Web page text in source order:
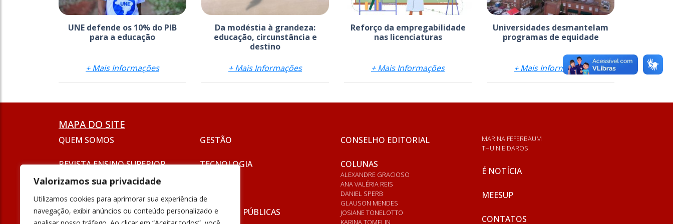
Valorizamos sua privacidade
Utilizamos cookies para aprimorar sua experiência de
navegação, exibir anúncios ou conteúdo personalizado e
UNE defende os 10% do PIB
para a educação
+ Mais Informações
Da modéstia à grandeza:
educação, circunstância e
destino
+ Mais Informações
Reforço da empregabilidade
nas licenciaturas
+ Mais Informações
Universidades desmantelam
programas de equidade
+ Mais Informações
MAPA DO SITE
QUEM SOMOS
REVISTA ENSINO SUPERIOR
SEJA UM ANUNCIANTE
FORMAÇÃO
GESTÃO
TECNOLOGIA
POLÍTICAS PÚBLICAS
CONSELHO EDITORIAL
COLUNAS
ALEXANDRE GRACIOSO
ANA VALÉRIA REIS
DANIEL SPERB
GLAUSON MENDES
JOSIANE TONELOTTO
KARINA TOMELIN
MARINA FEFERBAUM
THUINIE DAROS
É NOTÍCIA
MEESUP
CONTATOS